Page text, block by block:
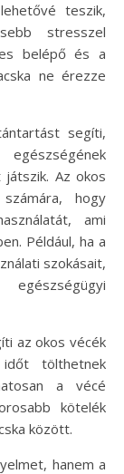
teszik,
stresszel
belépő és a
ne érezze
segíti,
Az okos
hogy
ami
Például, ha a
szokásait,
az okos vécék
tölthetnek
a vécé
kötelék
között.
hanem a